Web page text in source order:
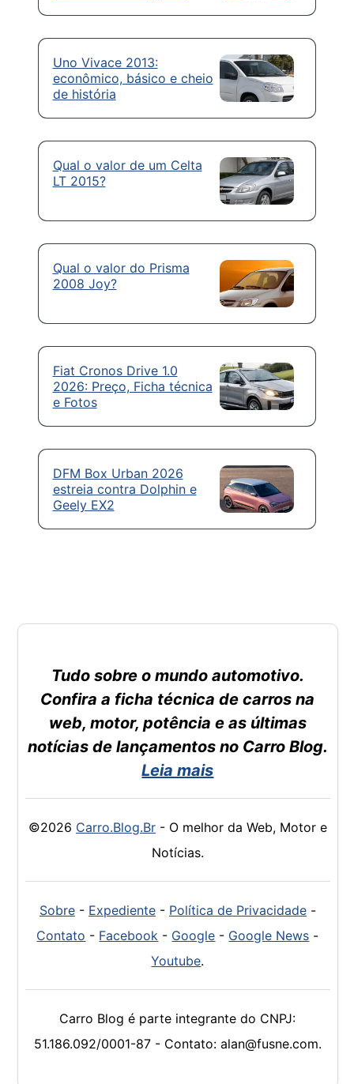
Uno Vivace 2013:
econômico, básico e cheio
de história
Qual o valor de um Celta
LT 2015?
Qual o valor do Prisma
2008 Joy?
Fiat Cronos Drive 1.0
2026: Preço, Ficha técnica
e Fotos
DFM Box Urban 2026
estreia contra Dolphin e
Geely EX2
Tudo sobre o mundo automotivo.
Confira a ficha técnica de carros na
web, motor, potência e as últimas
notícias de lançamentos no Carro Blog.
Leia mais
©2026 Carro.Blog.Br- O melhor da Web, Motor e
Notícias.
Sobre- Expediente- Política de Privacidade-
Contato - Facebook - Google - Google News -
Youtube.
Carro Blog é parte integrante do CNPJ:
51.186.092/0001-87 - Contato: alan@fusne.com.